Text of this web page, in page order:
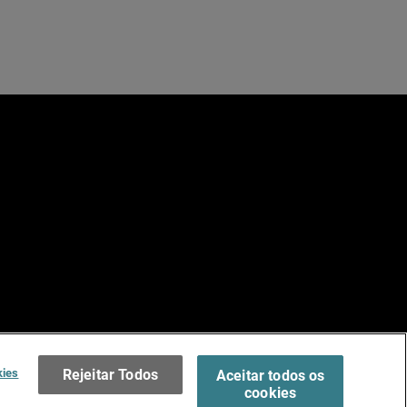
Terms of Use >
Rejeitar Todos
Aceitar todos os
cookies